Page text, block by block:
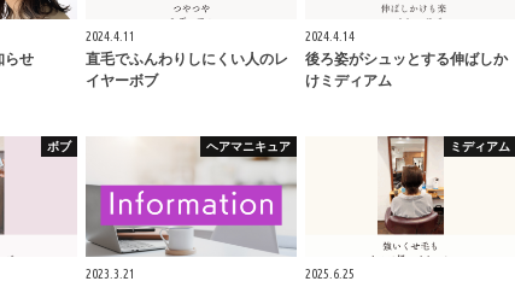
らせ
2024.4.11
直毛でふんわりしにくい人のレ
イヤーボブ
2024.4.14
後ろ姿がシュッとする伸ばしか
けミディアム
ボブ ヘアマニキュア
2023.3.21
ミディアム
2025.6.25